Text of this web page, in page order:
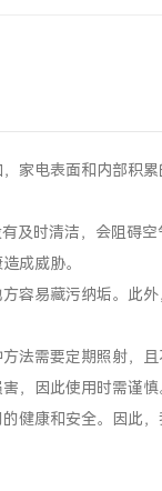
家电表面和内部积
及时清洁，会阻碍空
成威胁。
容易藏污纳垢。此
法需要定期照射，
，因此使用时需谨慎
健康和安全。因此